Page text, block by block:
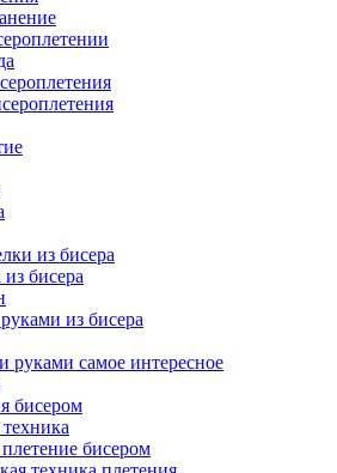
из бисера
бисера
из бисера
руками самое интересное
бисером
бисером